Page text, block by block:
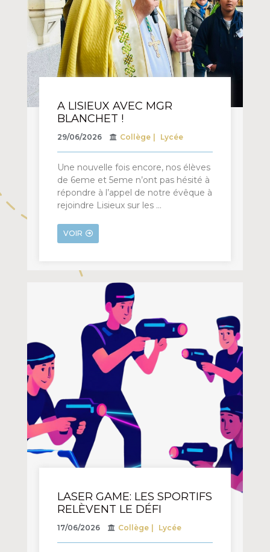
A LISIEUX AVEC MGR
BLANCHET !
29/06/2026 Collège Lycée
Une nouvelle fois encore, nos élèves
de 6eme et 5eme n’ont pas hésité à
répondre à l’appel de notre évêque à
rejoindre Lisieux sur les …
VOIR
LASER GAME: LES SPORTIFS
RELÈVENT LE DÉFI
17/06/2026 Collège Lycée